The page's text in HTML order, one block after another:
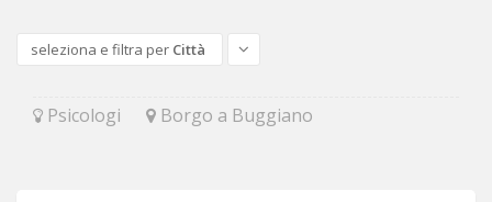
seleziona e filtra per Città
Psicologi Borgo a Buggiano